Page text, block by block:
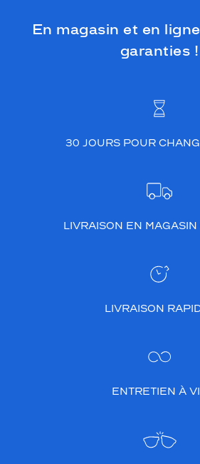
En magasin et en
garanties !
30 JOURS POUR
LIVRAISON EN MAGASIN
LIVRAISON
ENTRETIEN À